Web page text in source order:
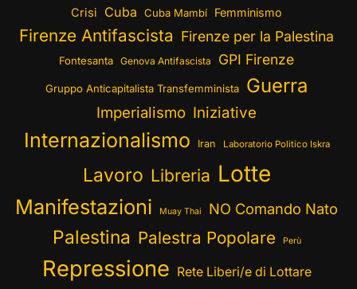
Crisi Cuba Cuba Mambí Femminismo
Firenze Antifascista Firenze per la Palestina
Fontesanta Genova Antifascista GPI Firenze
Gruppo Anticapitalista Transfemminista Guerra
Imperialismo Iniziative
Internazionalismo Iran Laboratorio Politico Iskra
Lavoro Libreria Lotte
Manifestazioni Muay Thai NO Comando Nato
Palestina Palestra Popolare Perù
Repressione Rete Liberi/e di Lottare